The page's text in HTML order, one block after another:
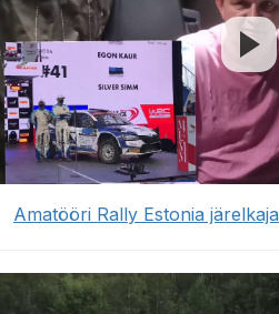
Amatööri Rally Estonia järelkaja